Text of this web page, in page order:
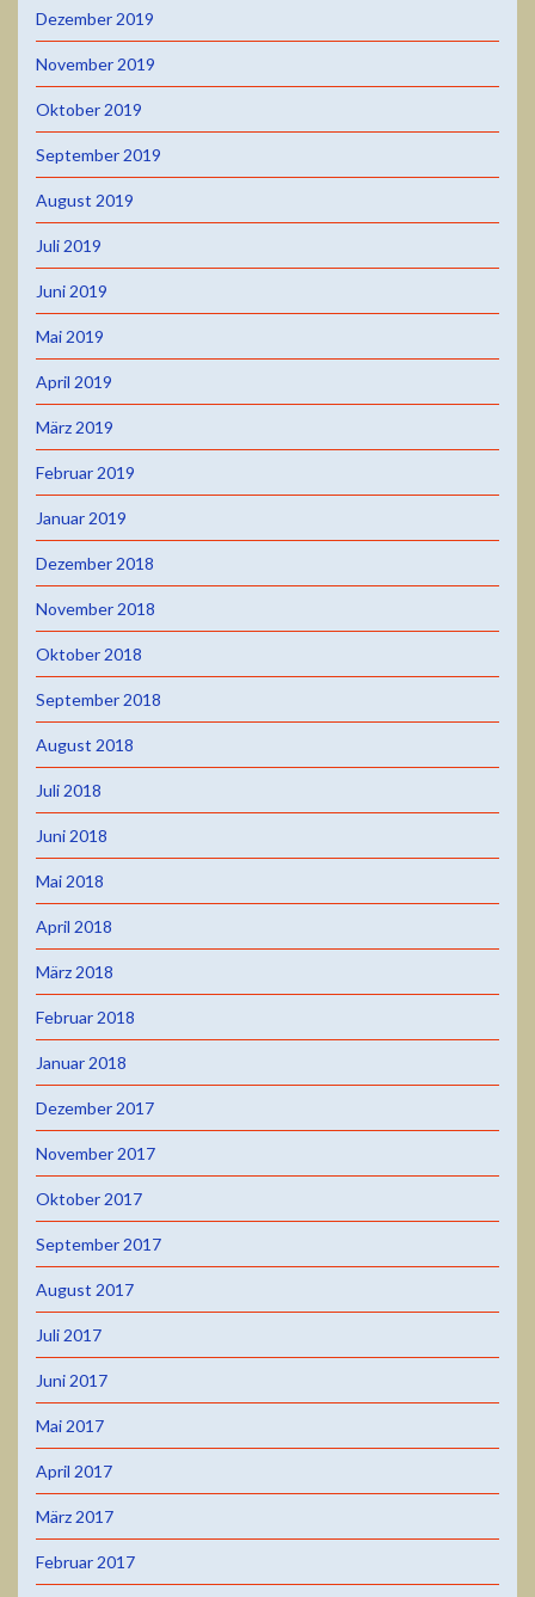
Dezember 2019
November 2019
Oktober 2019
September 2019
August 2019
Juli 2019
Juni 2019
Mai 2019
April 2019
März 2019
Februar 2019
Januar 2019
Dezember 2018
November 2018
Oktober 2018
September 2018
August 2018
Juli 2018
Juni 2018
Mai 2018
April 2018
März 2018
Februar 2018
Januar 2018
Dezember 2017
November 2017
Oktober 2017
September 2017
August 2017
Juli 2017
Juni 2017
Mai 2017
April 2017
März 2017
Februar 2017